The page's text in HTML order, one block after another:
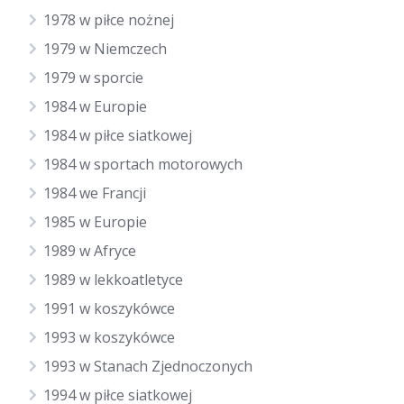
1978 w piłce nożnej
1979 w Niemczech
1979 w sporcie
1984 w Europie
1984 w piłce siatkowej
1984 w sportach motorowych
1984 we Francji
1985 w Europie
1989 w Afryce
1989 w lekkoatletyce
1991 w koszykówce
1993 w koszykówce
1993 w Stanach Zjednoczonych
1994 w piłce siatkowej